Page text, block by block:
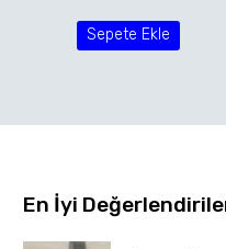
Sepete Ekle
En İyi